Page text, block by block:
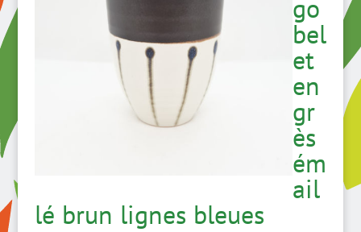
go
bel
et
en
gr
ès
ém
ail
lé brun lignes bleues